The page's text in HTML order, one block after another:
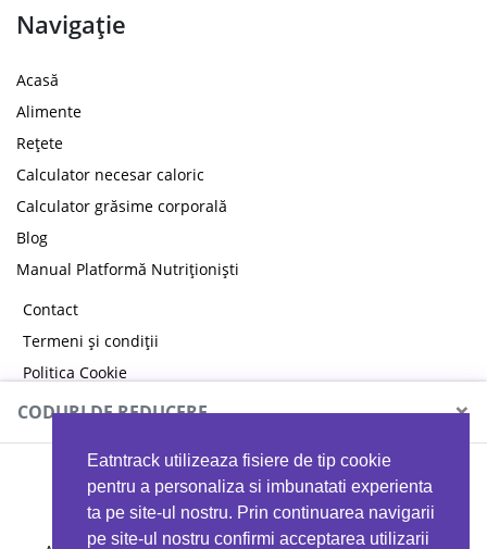
Eatntrack utilizeaza fisiere de tip cookie
pentru a personaliza si imbunatati experienta
ta pe site-ul nostru. Prin continuarea navigarii
pe site-ul nostru confirmi acceptarea utilizarii
Navigație
Acasă
Alimente
Rețete
Calculator necesar caloric
Calculator grăsime corporală
Blog
Manual Platformă Nutriționiști
Contact
Termeni și condiții
Politica Cookie
Politica de confidențialitate
CODURI DE REDUCERE ×
MYPROTEIN